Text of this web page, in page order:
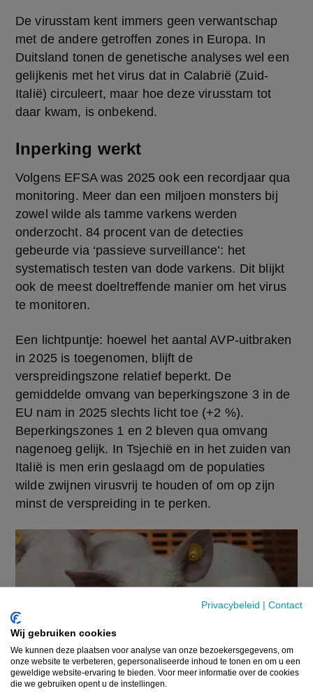
Privacybeleid | Contact
Wij gebruiken cookies
We kunnen deze plaatsen voor analyse van onze bezoekersgegevens, om
onze website te verbeteren, gepersonaliseerde inhoud te tonen en om u een
geweldige website-ervaring te bieden. Voor meer informatie over de cookies
die we gebruiken opent u de instellingen.
De virusstam kent immers geen verwantschap
met de andere getroffen zones in Europa. In
Duitsland tonen de genetische analyses wel een
gelijkenis met het virus dat in Calabrië (Zuid-
Italië) circuleert, maar hoe deze virusstam tot
daar kwam, is onbekend.
Inperking werkt
Volgens EFSA was 2025 ook een recordjaar qua
monitoring. Meer dan een miljoen monsters bij
zowel wilde als tamme varkens werden
onderzocht. 84 procent van de detecties
gebeurde via ‘passieve surveillance’: het
systematisch testen van dode varkens. Dit blijkt
ook de meest doeltreffende manier om het virus
te monitoren.
Een lichtpuntje: hoewel het aantal AVP-uitbraken
in 2025 is toegenomen, blijft de
verspreidingszone relatief beperkt. De
gemiddelde omvang van beperkingszone 3 in de
EU nam in 2025 slechts licht toe (+2 %).
Beperkingszones 1 en 2 bleven qua omvang
nagenoeg gelijk. In Tsjechië en in het zuiden van
Italië is men erin geslaagd om de populaties
wilde zwijnen virusvrij te houden of om op zijn
minst de verspreiding in te perken.